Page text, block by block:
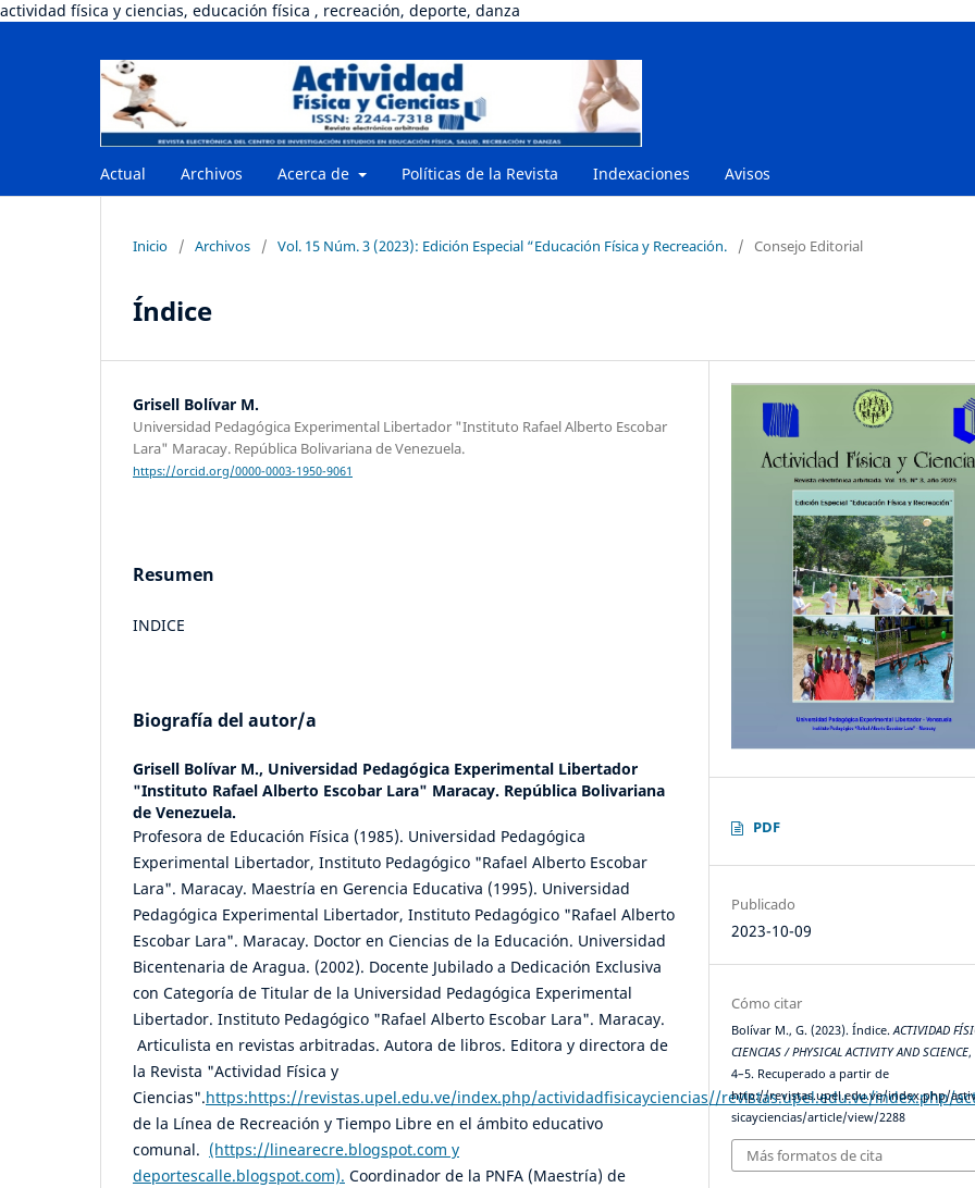
actividad física y ciencias, educación física , recreación, deporte, danza
Actual Archivos Acerca de Políticas de la Revista Indexaciones Avisos
Inicio / Archivos / Vol. 15 Núm. 3 (2023): Edición Especial “Educación Física y Recreación. / Consejo Editorial
Índice
Grisell Bolívar M.
Universidad Pedagógica Experimental Libertador "Instituto Rafael Alberto Escobar
Lara" Maracay. República Bolivariana de Venezuela.
https://orcid.org/0000-0003-1950-9061
Resumen
INDICE
Biografía del autor/a
Grisell Bolívar M., Universidad Pedagógica Experimental Libertador
"Instituto Rafael Alberto Escobar Lara" Maracay. República Bolivariana
de Venezuela.
Profesora de Educación Física (1985). Universidad Pedagógica
Experimental Libertador, Instituto Pedagógico "Rafael Alberto Escobar
Lara". Maracay. Maestría en Gerencia Educativa (1995). Universidad
Pedagógica Experimental Libertador, Instituto Pedagógico "Rafael Alberto
Escobar Lara". Maracay. Doctor en Ciencias de la Educación. Universidad
Bicentenaria de Aragua. (2002). Docente Jubilado a Dedicación Exclusiva
con Categoría de Titular de la Universidad Pedagógica Experimental
Libertador. Instituto Pedagógico "Rafael Alberto Escobar Lara". Maracay.
Articulista en revistas arbitradas. Autora de libros. Editora y directora de
la Revista "Actividad Física y
Ciencias".https:https://revistas.upel.edu.ve/index.php/actividadfisicayciencias//revistas.upel.edu.ve/index.php/
de la Línea de Recreación y Tiempo Libre en el ámbito educativo
comunal. (https://linearecre.blogspot.com y
deportescalle.blogspot.com). Coordinador de la PNFA (Maestría) de
PDF
Publicado
2023-10-09
Cómo citar
Bolívar M., G. (2023). Índice.ACTIVIDAD
CIENCIAS / PHYSICAL ACTIVITY AND SCIENCE,
4–5. Recuperado a partir de
http://revistas.upel.edu.ve/index.php/
sicayciencias/article/view/2288
Más formatos de cita